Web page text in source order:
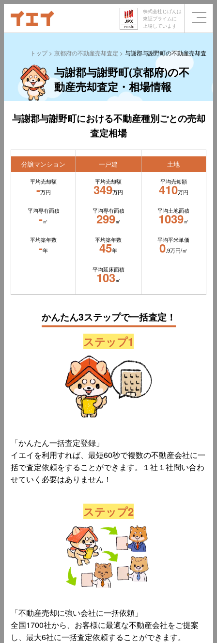
株式会社じげんは
東証プライムに
上場しています
トップ 京都府の不動産売却査定 与謝郡与謝野町の不動産売却査定
与謝郡与謝野町(京都府)の不
動産売却査定・相場情報
与謝郡与謝野町における不動産種別ごとの売却
査定相場
分譲マンション
平均売却額
-万円
平均専有面積
-㎡
平均築年数
-年
一戸建
平均売却額
349万円
平均専有面積
299㎡
平均築年数
45年
平均延床面積
103㎡
土地
平均売却額
410万円
平均土地面積
1039㎡
平均平米単価
0.9万円/㎡
かんたん3ステップで一括査定！
ステップ1
「かんたん一括査定登録」
イエイを利用すれば、最短60秒で複数の不動産会社に一
括で査定依頼をすることができます。１社１社問い合わ
せていく必要はありません！
ステップ2
「不動産売却に強い会社に一括依頼」
全国1700社から、お客様に最適な不動産会社をご提案
し、最大6社に一括査定依頼することができます。